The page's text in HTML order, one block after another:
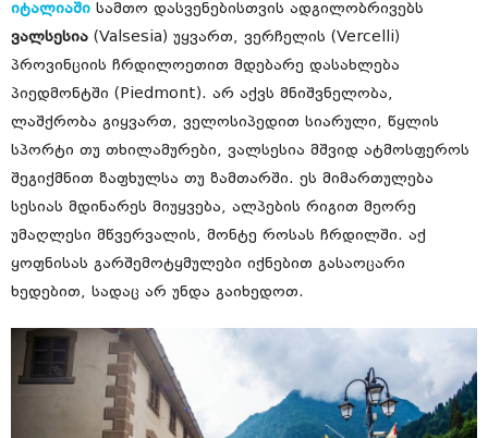
იტალიაში სამთო დასვენებისთვის ადგილობრივებს
ვალსესია (Valsesia) უყვართ, ვერჩელის (Vercelli)
პროვინციის ჩრდილოეთით მდებარე დასახლება
პიედმონტში (Piedmont). არ აქვს მნიშვნელობა,
ლაშქრობა გიყვართ, ველოსიპედით სიარული, წყლის
სპორტი თუ თხილამურები, ვალსესია მშვიდ ატმოსფეროს
შეგიქმნით ზაფხულსა თუ ზამთარში. ეს მიმართულება
სესიას მდინარეს მიუყვება, ალპების რიგით მეორე
უმაღლესი მწვერვალის, მონტე როსას ჩრდილში. აქ
ყოფნისას გარშემოტყმულები იქნებით გასაოცარი
ხედებით, სადაც არ უნდა გაიხედოთ.